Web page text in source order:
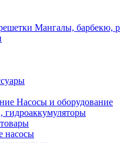
Мангалы, барбекю,
Насосы и оборудование
гидроаккумуляторы
насосы